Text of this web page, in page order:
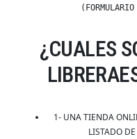
¿CUALES
1- UNA TIENDA
LISTADO